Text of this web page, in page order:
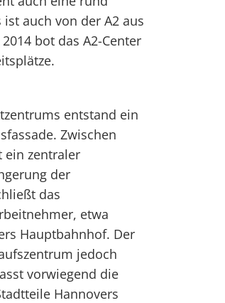
auch von der A2 aus
bot das A2-Center
entstand ein
Zwischen
ein zentraler
der
das
etwa
Hauptbahnhof. Der
jedoch
vorwiegend die
Hannovers